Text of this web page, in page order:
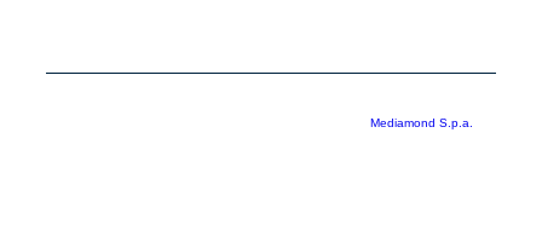
Mediamond S.p.a.